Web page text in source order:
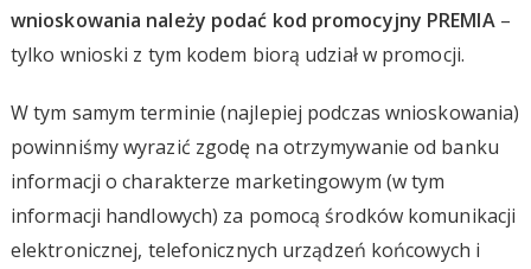
wnioskowania należy podać kod promocyjny PREMIA–
tylko wnioski z tym kodem biorą udział w promocji.
W tym samym terminie (najlepiej podczas wnioskowania)
powinniśmy wyrazić zgodę na otrzymywanie od banku
informacji o charakterze marketingowym (w tym
informacji handlowych) za pomocą środków komunikacji
elektronicznej, telefonicznych urządzeń końcowych i